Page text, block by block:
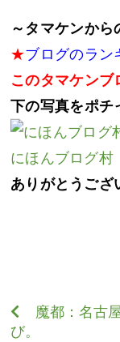
～タマケンから
★ブログのラン
このタマケンブ
下の写真をポチ
にほんブログ村
ありがとうござ
魔都：名古
び。